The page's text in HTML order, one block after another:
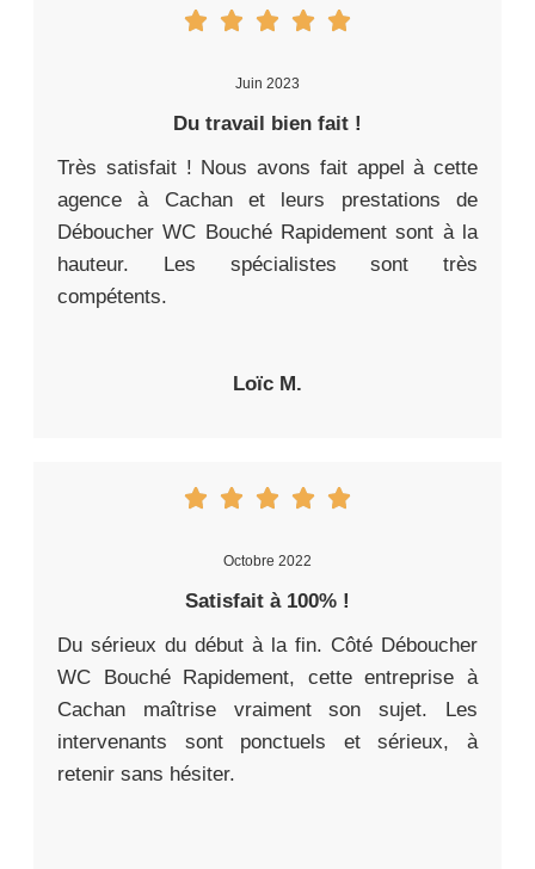
Juin 2023
Du travail bien fait !
Très satisfait ! Nous avons fait appel à cette
agence à Cachan et leurs prestations de
Déboucher WC Bouché Rapidement sont à la
hauteur. Les spécialistes sont très
compétents.
Loïc M.
Octobre 2022
Satisfait à 100% !
Du sérieux du début à la fin. Côté Déboucher
WC Bouché Rapidement, cette entreprise à
Cachan maîtrise vraiment son sujet. Les
intervenants sont ponctuels et sérieux, à
retenir sans hésiter.